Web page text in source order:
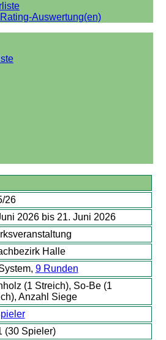
Auswertung(en)
26
2026 bis 21. Juni 2026
Halle
9 Runden
(1 Streich), So-Be (1
Anzahl Siege
(30 Spieler)